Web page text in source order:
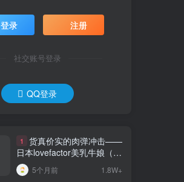
登录 注册
社交账号登录
QQ登录
1
货真价实的肉弹冲击——
日本lovefactor美乳牛娘（大
身体）测评 四星推荐！[db:
副标题]5个月前 1.8W+